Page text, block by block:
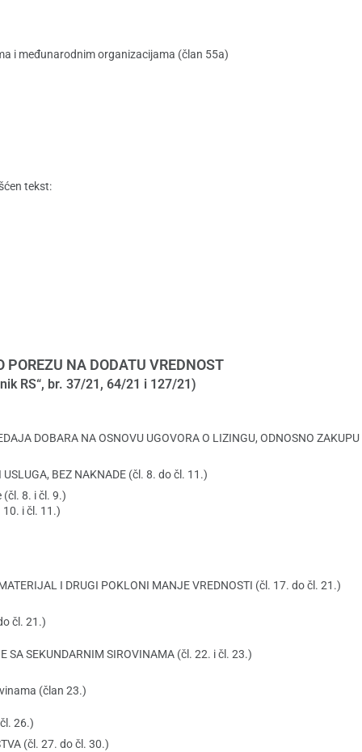
i međunarodnim organizacijama (član 55a)
tekst:
POREZU NA DODATU VREDNOST
RS“, br. 37/21, 64/21 i 127/21)
DOBARA NA OSNOVU UGOVORA O LIZINGU, ODNOSNO
BEZ NAKNADE (čl. 8. do čl. 11.)
8. i čl. 9.)
i čl. 11.)
I DRUGI POKLONI MANJE VREDNOSTI (čl. 17. do čl. 21.)
čl. 21.)
SA SEKUNDARNIM SIROVINAMA (čl. 22. i čl. 23.)
(član 23.)
26.)
(čl. 27. do čl. 30.)